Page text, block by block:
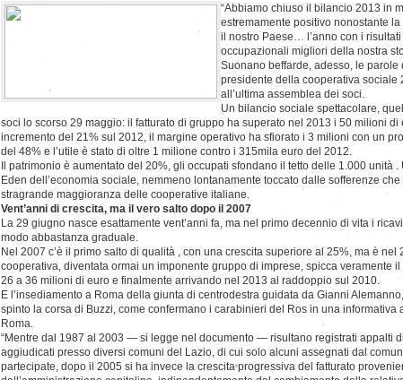
“Abbiamo chiuso il bilancio 2013 in
estremamente positivo nonostante
il nostro Paese… l’anno con i
occupazionali migliori della nostra
Suonano beffarde, adesso, le parole
presidente della cooperativa sociale
all’ultima assemblea dei soci.
Un bilancio sociale spettacolare,
soci lo scorso 29 maggio: il fatturato di gruppo ha superato nel 2013 i 50 milioni di
incremento del 21% sul 2012, il margine operativo ha sfiorato i 3 milioni con un
del 48% e l’utile è stato di oltre 1 milione contro i 315mila euro del 2012.
Il patrimonio è aumentato del 20%, gli occupati sfondano il tetto delle 1.000 unità
Eden dell’economia sociale, nemmeno lontanamente toccato dalle sofferenze
stragrande maggioranza delle cooperative italiane.
Vent’anni di crescita, ma il vero salto dopo il 2007
La 29 giugno nasce esattamente vent’anni fa, ma nel primo decennio di vita i
modo abbastanza graduale.
Nel 2007 c’è il primo salto di qualità , con una crescita superiore al 25%, ma è nel
cooperativa, diventata ormai un imponente gruppo di imprese, spicca veramente
26 a 36 milioni di euro e finalmente arrivando nel 2013 al raddoppio sul 2010.
E l’insediamento a Roma della giunta di centrodestra guidata da Gianni
spinto la corsa di Buzzi, come confermano i carabinieri del Ros in una informativa
Roma.
“Mentre dal 1987 al 2003 — si legge nel documento — risultano registrati appalti
aggiudicati presso diversi comuni del Lazio, di cui solo alcuni assegnati dal
partecipate, dopo il 2005 si ha invece la crescita progressiva del fatturato